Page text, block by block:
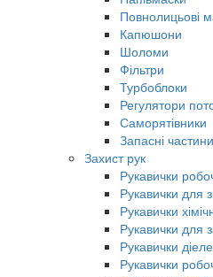
Повнолицьові
Капюшони
Шоломи
Фільтри
Турбоблоки
Регулятори
Саморятівники
Запасні
Захист рук
Рукавички
Рукавички для
Рукавички
Рукавички для
Рукавички
Рукавички